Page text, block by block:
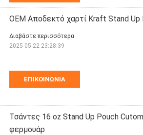
OEM Αποδεκτό χαρτί Kraft Stand
ΕΠΙΚΟΙΝΩΝΊΑ
Διαβάστε περισσότερα
2025-05-22 23:28:39
Τσάντες 16 oz Stand Up Pouch
φερμουάρ